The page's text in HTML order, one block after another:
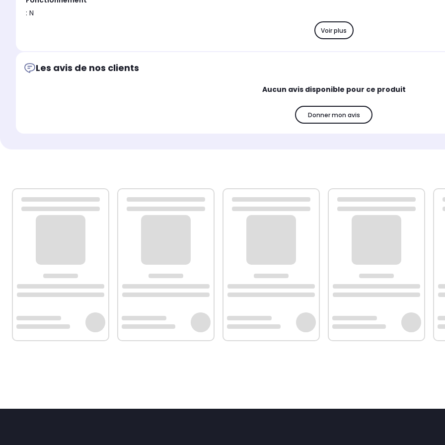
: N
otre filtre contient du charbon actif qui capture les particules de graisse contenues dans l’air. L’air arrive sur le filtre à
hotte équipée d’un filtre à charbon actif rejette l’air propre dans votre cuisine. Ce filtre à charbon pour hotte de cuisine
Equipez votre hotte de cuisine d'un filtre à charbon respectueux de l’environnement. Basés en France, nous attachons
Voir plus
Les avis de nos clients
Aucun avis disponible pour ce produit
Donner mon avis